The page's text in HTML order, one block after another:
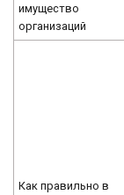
имущество
организаций
Как правильно в